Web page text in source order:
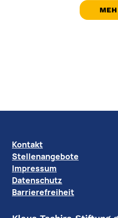
Kontakt
Stellenangebote
Impressum
Datenschutz
Barrierefreiheit